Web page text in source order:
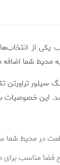
یکی از
محیط شما
سیلور
این خصوصیات
در محیط
فضا مناسب برای